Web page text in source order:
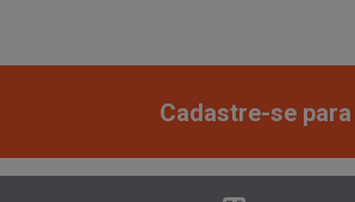
Cadastre-se